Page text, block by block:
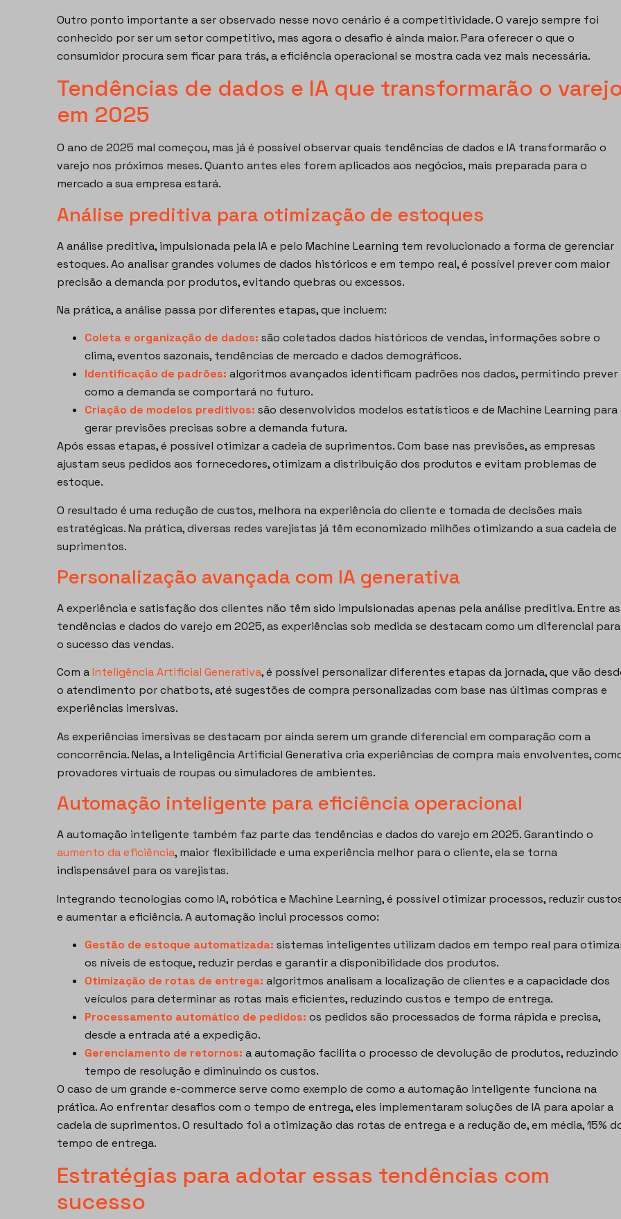
Outro ponto importante a ser observado nesse novo cenário é a competitividade. O varejo sempre foi
conhecido por ser um setor competitivo, mas agora o desafio é ainda maior. Para oferecer o que o
consumidor procura sem ficar para trás, a eficiência operacional se mostra cada vez mais necessária.
Tendências de dados e IA que transformarão o
em 2025
O ano de 2025 mal começou, mas já é possível observar quais tendências de dados e IA transformarão o
varejo nos próximos meses. Quanto antes eles forem aplicados aos negócios, mais preparada para o
mercado a sua empresa estará.
Análise preditiva para otimização de estoques
A análise preditiva, impulsionada pela IA e pelo Machine Learning tem revolucionado a forma de gerenciar
estoques. Ao analisar grandes volumes de dados históricos e em tempo real, é possível prever com maior
precisão a demanda por produtos, evitando quebras ou excessos.
Na prática, a análise passa por diferentes etapas, que incluem:
Coleta e organização de dados: são coletados dados históricos de vendas, informações sobre o
clima, eventos sazonais, tendências de mercado e dados demográficos.
Identificação de padrões: algoritmos avançados identificam padrões nos dados, permitindo prever
como a demanda se comportará no futuro.
Criação de modelos preditivos: são desenvolvidos modelos estatísticos e de Machine Learning para
gerar previsões precisas sobre a demanda futura.
Após essas etapas, é possível otimizar a cadeia de suprimentos. Com base nas previsões, as empresas
ajustam seus pedidos aos fornecedores, otimizam a distribuição dos produtos e evitam problemas de
estoque.
O resultado é uma redução de custos, melhora na experiência do cliente e tomada de decisões mais
estratégicas. Na prática, diversas redes varejistas já têm economizado milhões otimizando a sua cadeia de
suprimentos.
Personalização avançada com IA generativa
A experiência e satisfação dos clientes não têm sido impulsionadas apenas pela análise preditiva. Entre as
tendências e dados do varejo em 2025, as experiências sob medida se destacam como um diferencial para
o sucesso das vendas.
Com aInteligência Artificial Generativa, é possível personalizar diferentes etapas da jornada, que vão
o atendimento por chatbots, até sugestões de compra personalizadas com base nas últimas compras e
experiências imersivas.
As experiências imersivas se destacam por ainda serem um grande diferencial em comparação com a
concorrência. Nelas, a Inteligência Artificial Generativa cria experiências de compra mais envolventes,
provadores virtuais de roupas ou simuladores de ambientes.
Automação inteligente para eficiência operacional
A automação inteligente também faz parte das tendências e dados do varejo em 2025. Garantindo o
aumento da eficiência, maior flexibilidade e uma experiência melhor para o cliente, ela se torna
indispensável para os varejistas.
Integrando tecnologias como IA, robótica e Machine Learning, é possível otimizar processos, reduzir
e aumentar a eficiência. A automação inclui processos como:
Gestão de estoque automatizada: sistemas inteligentes utilizam dados em tempo real para
os níveis de estoque, reduzir perdas e garantir a disponibilidade dos produtos.
Otimização de rotas de entrega: algoritmos analisam a localização de clientes e a capacidade dos
veículos para determinar as rotas mais eficientes, reduzindo custos e tempo de entrega.
Processamento automático de pedidos: os pedidos são processados de forma rápida e precisa,
desde a entrada até a expedição.
Gerenciamento de retornos: a automação facilita o processo de devolução de produtos, reduzindo
tempo de resolução e diminuindo os custos.
O caso de um grande e-commerce serve como exemplo de como a automação inteligente funciona na
prática. Ao enfrentar desafios com o tempo de entrega, eles implementaram soluções de IA para apoiar a
cadeia de suprimentos. O resultado foi a otimização das rotas de entrega e a redução de, em média, 15%
tempo de entrega.
Estratégias para adotar essas tendências com
sucesso